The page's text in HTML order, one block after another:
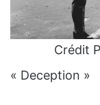
Crédit
« Deception »